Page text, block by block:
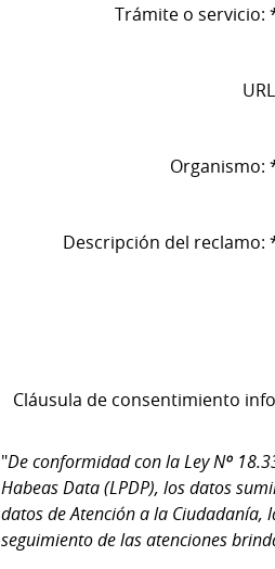
Trámite o servicio:
Organismo:
Descripción del reclamo:
Cláusula de consentimiento
"De conformidad con la Ley Nº
Habeas Data (LPDP), los datos
datos de Atención a la Ciudadanía,
seguimiento de las atenciones